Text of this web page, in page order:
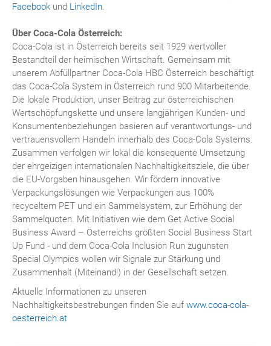
Facebook und LinkedIn.
Über Coca-Cola Österreich:
Coca-Cola ist in Österreich bereits seit 1929 wertvoller
Bestandteil der heimischen Wirtschaft. Gemeinsam mit
unserem Abfüllpartner Coca-Cola HBC Österreich beschäftigt
das Coca-Cola System in Österreich rund 900 Mitarbeitende.
Die lokale Produktion, unser Beitrag zur österreichischen
Wertschöpfungskette und unsere langjährigen Kunden- und
Konsumentenbeziehungen basieren auf verantwortungs- und
vertrauensvollem Handeln innerhalb des Coca-Cola Systems.
Zusammen verfolgen wir lokal die konsequente Umsetzung
der ehrgeizigen internationalen Nachhaltigkeitsziele, die über
die EU-Vorgaben hinausgehen. Wir fördern innovative
Verpackungslösungen wie Verpackungen aus 100%
recyceltem PET und ein Sammelsystem, zur Erhöhung der
Sammelquoten. Mit Initiativen wie dem Get Active Social
Business Award – Österreichs größten Social Business Start
Up Fund - und dem Coca-Cola Inclusion Run zugunsten
Special Olympics wollen wir Signale zur Stärkung und
Zusammenhalt (Miteinand!) in der Gesellschaft setzen.
Aktuelle Informationen zu unseren
Nachhaltigkeitsbestrebungen finden Sie auf www.coca-cola-
oesterreich.at